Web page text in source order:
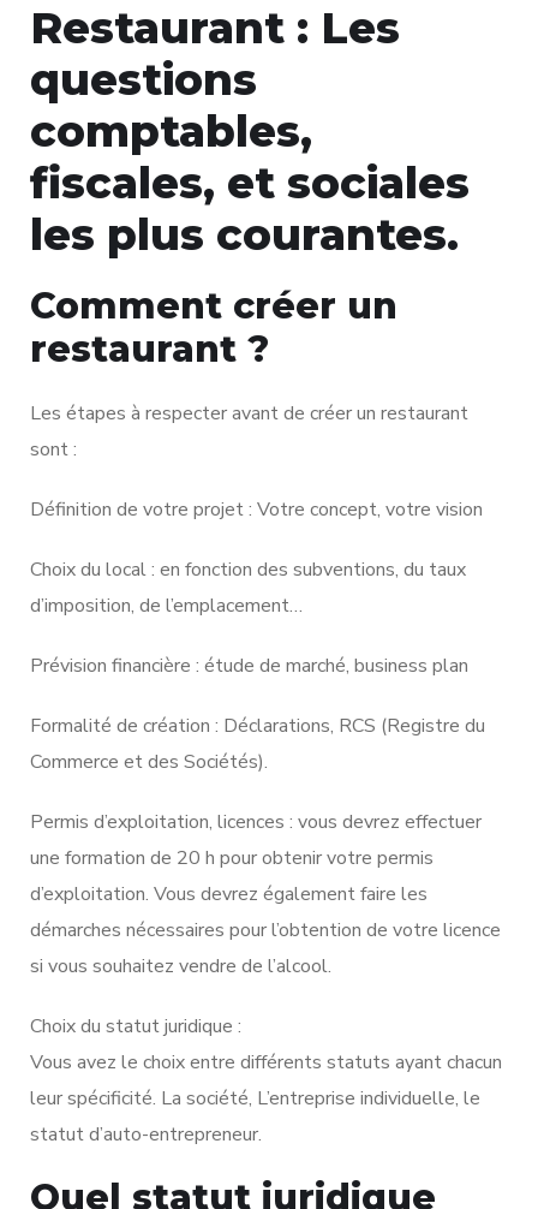
Restaurant : Les
questions
comptables,
fiscales, et sociales
les plus courantes.
Comment créer un
restaurant ?
Les étapes à respecter avant de créer un restaurant
sont :
Définition de votre projet : Votre concept, votre vision
Choix du local : en fonction des subventions, du taux
d’imposition, de l’emplacement…
Prévision financière : étude de marché, business plan
Formalité de création : Déclarations, RCS (Registre du
Commerce et des Sociétés).
Permis d’exploitation, licences : vous devrez effectuer
une formation de 20 h pour obtenir votre permis
d’exploitation. Vous devrez également faire les
démarches nécessaires pour l’obtention de votre licence
si vous souhaitez vendre de l’alcool.
Choix du statut juridique :
Vous avez le choix entre différents statuts ayant chacun
leur spécificité. La société, L’entreprise individuelle, le
statut d’auto-entrepreneur.
Quel statut juridique